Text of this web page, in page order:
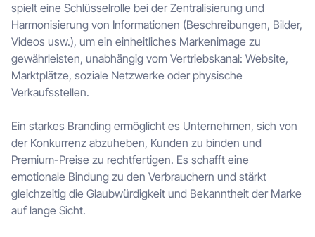
spielt eine Schlüsselrolle bei der Zentralisierung und
Harmonisierung von Informationen (Beschreibungen, Bilder,
Videos usw.), um ein einheitliches Markenimage zu
gewährleisten, unabhängig vom Vertriebskanal: Website,
Marktplätze, soziale Netzwerke oder physische
Verkaufsstellen.
Ein starkes Branding ermöglicht es Unternehmen, sich von
der Konkurrenz abzuheben, Kunden zu binden und
Premium-Preise zu rechtfertigen. Es schafft eine
emotionale Bindung zu den Verbrauchern und stärkt
gleichzeitig die Glaubwürdigkeit und Bekanntheit der Marke
auf lange Sicht.